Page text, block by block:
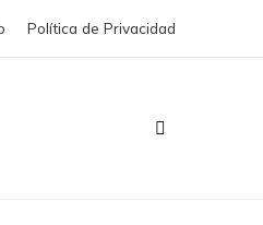
Política de Privacidad